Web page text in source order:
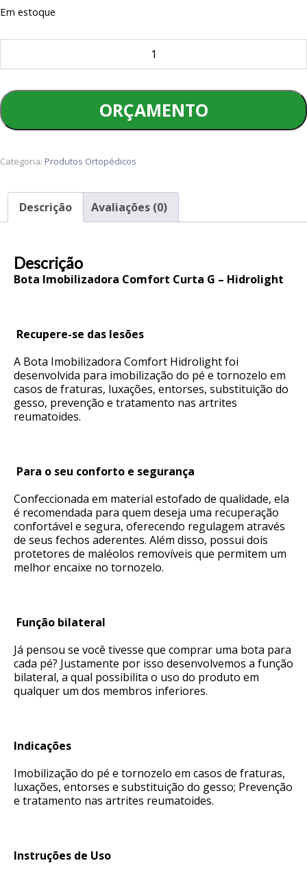
Em estoque
Bota
Curta
G
quantidade
ORÇAMENTO
Categoria: Produtos Ortopédicos
Descrição Avaliações (0)
Descrição
Bota Imobilizadora Comfort Curta G – Hidrolight
Recupere-se das lesões
A Bota Imobilizadora Comfort Hidrolight foi
desenvolvida para imobilização do pé e tornozelo em
casos de fraturas, luxações, entorses, substituição do
gesso, prevenção e tratamento nas artrites
reumatoides.
Para o seu conforto e segurança
Confeccionada em material estofado de qualidade, ela
é recomendada para quem deseja uma recuperação
confortável e segura, oferecendo regulagem através
de seus fechos aderentes. Além disso, possui dois
protetores de maléolos removíveis que permitem um
melhor encaixe no tornozelo.
Função bilateral
Já pensou se você tivesse que comprar uma bota para
cada pé? Justamente por isso desenvolvemos a função
bilateral, a qual possibilita o uso do produto em
qualquer um dos membros inferiores.
Indicações
Imobilização do pé e tornozelo em casos de fraturas,
luxações, entorses e substituição do gesso; Prevenção
e tratamento nas artrites reumatoides.
Instruções de Uso